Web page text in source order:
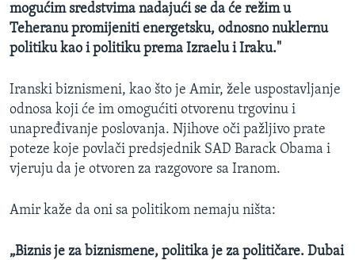
mogućim sredstvima nadajući se da će režim u
Teheranu promijeniti energetsku, odnosno nuklernu
politiku kao i politiku prema Izraelu i Iraku."
Iranski biznismeni, kao što je Amir, žele uspostavljanje
odnosa koji će im omogućiti otvorenu trgovinu i
unapređivanje poslovanja. Njihove oči pažljivo prate
poteze koje povlači predsjednik SAD Barack Obama i
vjeruju da je otvoren za razgovore sa Iranom.
Amir kaže da oni sa politikom nemaju ništa:
„Biznis je za biznismene, politika je za političare. Dubai